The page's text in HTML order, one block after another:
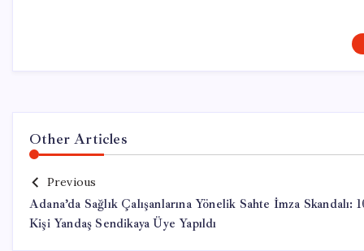
Other Articles
Previous
Adana’da Sağlık Çalışanlarına Yönelik Sahte İmza Skandalı:
Kişi Yandaş Sendikaya Üye Yapıldı